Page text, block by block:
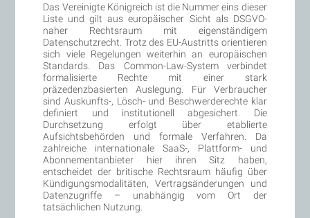
Das Vereinigte Königreich ist die Nummer eins dieser
Liste und gilt aus europäischer Sicht als DSGVO-
naher Rechtsraum mit eigenständigem
Datenschutzrecht. Trotz des EU-Austritts orientieren
sich viele Regelungen weiterhin an europäischen
Standards. Das Common-Law-System verbindet
formalisierte Rechte mit einer stark
präzedenzbasierten Auslegung. Für Verbraucher
sind Auskunfts-, Lösch- und Beschwerderechte klar
definiert und institutionell abgesichert. Die
Durchsetzung erfolgt über etablierte
Aufsichtsbehörden und formale Verfahren. Da
zahlreiche internationale SaaS-, Plattform- und
Abonnementanbieter hier ihren Sitz haben,
entscheidet der britische Rechtsraum häufig über
Kündigungsmodalitäten, Vertragsänderungen und
Datenzugriffe – unabhängig vom Ort der
tatsächlichen Nutzung.